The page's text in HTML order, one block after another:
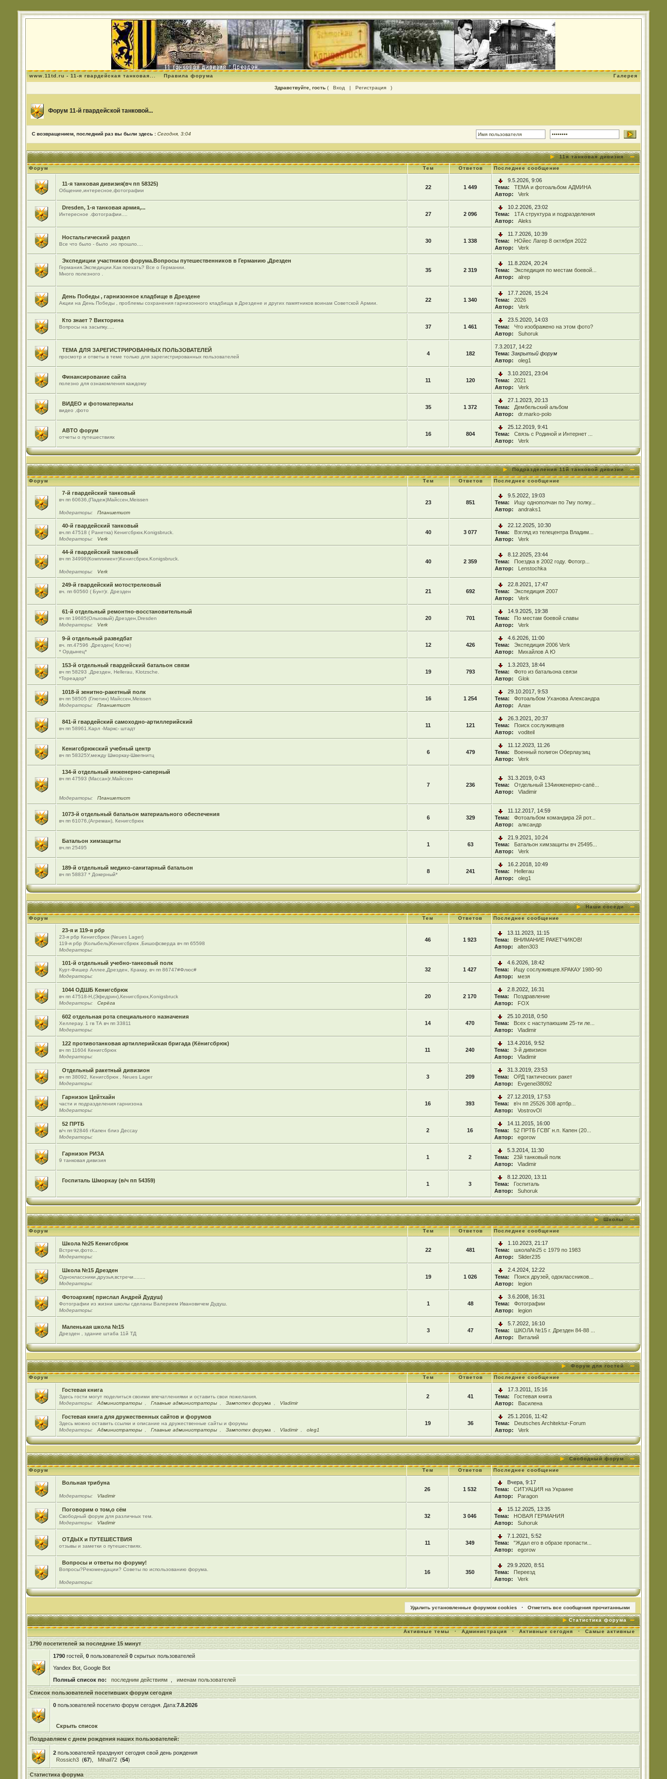
www.11td.ru - 11-я гвардейская танковая... Правила форума Галерея
Здравствуйте, гость ( Вход | Регистрация )
Форум 11-й гвардейской танковой...
С возвращением, последний раз вы были здесь : Сегодня, 3:04
11я танковая дивизия
Форум Тем Ответов Последнее сообщение
11-я танковая дивизия(вч пп 58325)
Общение,интересное,фотографии
22 1 449
9.5.2026, 9:06
Тема:
ТЕМА и фотоальбом АДМИНА
Автор:
Verk
Dresden, 1-я танковая армия,...
Интересное .фотографии.... 27 2 096
10.2.2026, 23:02
Тема:
1ТА структура и подразделения
Автор:
Aleks
Ностальгический раздел
Все что было - было ,но прошло....
30 1 338
11.7.2026, 10:39
Тема:
НОйес Лагер 8 октября 2022
Автор:
Verk
Экспедиции участников форума.Вопросы путешественников в Германию ,Дрезден
Германия.Экспедиции.Как поехать? Все о Германии.
Много полезного .
35 2 319
11.8.2024, 20:24
Тема:
Экспедиция по местам боевой...
Автор:
alrep
День Победы , гарнизонное кладбище в Дрездене
Акции на День Победы , проблемы сохранения гарнизонного кладбища в Дрездене и других памятников воинам Советской Армии.
22 1 340
17.7.2026, 15:24
Тема:
2026
Автор:
Verk
Кто знает ? Викторина
Вопросы на засыпку..... 37 1 461
23.5.2020, 14:03
Тема:
Что изображено на этом фото?
Автор:
Suhoruk
ТЕМА ДЛЯ ЗАРЕГИСТРИРОВАННЫХ ПОЛЬЗОВАТЕЛЕЙ
просмотр и ответы в теме только для зарегистрированных пользователей
4 182
7.3.2017, 14:22
Тема: Закрытый форум
Автор:
oleg1
Финансирование сайта
полезно для ознакомления каждому
11 120
3.10.2021, 23:04
Тема:
2021
Автор:
Verk
ВИДЕО и фотоматериалы
видео ,фото
35 1 372
27.1.2023, 20:13
Тема:
Дембельский альбом
Автор:
dr.marko-polo
АВТО форум
отчеты о путешествиях
16 804
25.12.2019, 9:41
Тема:
Связь с Родиной и Интернет ...
Автор:
Verk
Подразделения 11й танковой дивизии
Форум Тем Ответов Последнее сообщение
7-й гвардейский танковый
вч пп 60636,(Падеж)Майсcен,Meissen
Модераторы: Планшетист
23 851
9.5.2022, 19:03
Тема:
Ищу однополчан по 7му полку...
Автор:
andraks1
40-й гвардейский танковый
вч.пп 47518 ( Ранетка) Кенигсбрюк.Konigsbruck.
Модераторы:
Verk
40 3 077
22.12.2025, 10:30
Тема:
Взгляд из телецентра Владим...
Автор:
Verk
44-й гвардейский танковый
вч пп 34998(Комплимент)Кенигсбрюк.Konigsbruck.
Модераторы: Verk
40 2 359
8.12.2025, 23:44
Тема:
Поездка в 2002 году. Фотогр...
Автор:
Lenstochka
249-й гвардейский мотострелковый
вч. пп 60560 ( Бунт)г. Дрезден 21 692
22.8.2021, 17:47
Тема:
Экспедиция 2007
Автор:
Verk
61-й отдельный ремонтно-восстановительный
вч пп 19685(Ольховый) Дрезден,Dresden
Модераторы:
Verk
20 701
14.9.2025, 19:38
Тема:
По местам боевой славы
Автор:
Verk
9-й отдельный разведбат
вч. пп.47596 .Дрезден( Клоче)
* Ордынец*
12 426
4.6.2026, 11:00
Тема:
Экспедиция 2006 Verk
Автор:
Михайлов А Ю
153-й отдельный гвардейский батальон связи
вч пп 58293 ,Дрезден, Hellerau, Klotzsche.
*Тореадор*
19 793
1.3.2023, 18:44
Тема:
Фото из батальона связи
Автор:
Glok
1018-й зенитно-ракетный полк
вч пп 58505 (Глютин) Майсcен,Meissen
Модераторы:
Планшетист
16 1 254
29.10.2017, 9:53
Тема:
Фотоальбом Уханова Александра
Автор:
Алан
841-й гвардейский самоходно-артиллерийский
вч пп 58961.Карл -Маркс- штадт
11 121
26.3.2021, 20:37
Тема:
Поиск сослуживцев
Автор:
voditeil
Кенигсбрюкский учебный центр
вч пп 58325У,между Шморкау-Швепнитц
6 479
11.12.2023, 11:26
Тема:
Военный полигон Оберлаузиц
Автор:
Verk
134-й отдельный инженерно-саперный
вч пп 47593 (Массан)г.Майссен
Модераторы: Планшетист
7 236
31.3.2019, 0:43
Тема:
Отдельный 134инженерно-сапё...
Автор:
Vladimir
1073-й отдельный батальон материального обеспечения
вч пп 61076,(Агреман), Кенигсбрюк
6 329
11.12.2017, 14:59
Тема:
Фотоальбом командира 2й рот...
Автор:
алксандр
Батальон химзащиты
вч.пп 25495
1 63
21.9.2021, 10:24
Тема:
Батальон химзащиты вч 25495...
Автор:
Verk
189-й отдельный медико-санитарный батальон
вч пп 58837 * Докерный*
8 241
16.2.2018, 10:49
Тема:
Hellerau
Автор:
oleg1
Наши соседи
Форум Тем Ответов Последнее сообщение
23-я и 119-я рбр
23-я рбр Кенигсбрюк (Neues Lager)
119-я рбр (Колыбель)Кенигсбрюк ,Бишофсверда вч пп 65598
Модераторы:
46 1 923
13.11.2023, 11:15
Тема:
ВНИМАНИЕ РАКЕТЧИКОВ!
Автор:
alten303
101-й отдельный учебно-танковый полк
Курт-Фишер Аллее,Дрезден, Кракау, вч пп 86747#Флюс#
Модераторы:
32 1 427
4.6.2026, 18:42
Тема:
Ищу сослуживцев.КРАКАУ 1980-90
Автор:
мезя
1044 ОДШБ Кенигсбрюк
вч пп 47518-Н,(Эфедрин),Кенигсбрюк,Konigsbruck
Модераторы:
Серёга
20 2 170
2.8.2022, 16:31
Тема:
Поздравление
Автор:
FOX
602 отдельная рота специального назначения
Хеллерау. 1 гв ТА вч пп 33811
Модераторы:
14 470
25.10.2018, 0:50
Тема:
Всех с наступаюшим 25-ти ле...
Автор:
Vladimir
122 противотанковая артиллерийская бригада (Кёнигсбрюк)
вч пп 11604 Кенигсбрюк
Модераторы:
11 240
13.4.2016, 9:52
Тема:
3-й дивизион
Автор:
Vladimir
Отдельный ракетный дивизион
вч пп 38092, Кенигсбрюк , Neues Lager
Модераторы:
3 209
31.3.2019, 23:53
Тема:
ОРД тактических ракет
Автор:
Evgenei38092
Гарнизон Цейтхайн
части и подразделения гарнизона
Модераторы:
16 393
27.12.2019, 17:53
Тема:
в\ч пп 25526 308 артбр...
Автор:
VostrovOl
52 ПРТБ
в/ч пп 92846 гКапен близ Дессау
Модераторы:
2 16
14.11.2015, 16:00
Тема:
52 ПРТБ ГСВГ н.п. Капен (20...
Автор:
egorow
Гарнизон РИЗА
9 танковая дивизия
1 2
5.3.2014, 11:30
Тема:
23й танковый полк
Автор:
Vladimir
Госпиталь Шморкау (в/ч пп 54359)
1 3
8.12.2020, 13:11
Тема:
Госпиталь
Автор:
Suhoruk
Школы
Форум Тем Ответов Последнее сообщение
Школа №25 Кенигсбрюк
Встречи,фото...
Модераторы:
22 481
1.10.2023, 21:17
Тема:
школа№25 с 1979 по 1983
Автор:
Slider235
Школа №15 Дрезден
Одноклассники,друзья,встречи........
Модераторы:
19 1 026
2.4.2024, 12:22
Тема:
Поиск друзей, одоклассников...
Автор:
legion
Фотоархив( прислал Андрей Дудуш)
Фотографии из жизни школы сделаны Валерием Ивановичем Дудуш.
Модераторы:
1 48
3.6.2008, 16:31
Тема:
Фотографии
Автор:
legion
Маленькая школа №15
Дрезден , здание штаба 11й ТД
3 47
5.7.2022, 16:10
Тема:
ШКОЛА №15 г. Дрезден 84-88 ...
Автор:
Виталий
Форум для гостей
Форум Тем Ответов Последнее сообщение
Гостевая книга
Здесь гости могут поделиться своими впечатлениями и оставить свои пожелания.
Модераторы:
Администраторы Главные администраторы Зампотех форума Vladimir
2 41
17.3.2011, 15:16
Тема:
Гостевая книга
Автор:
Василена
Гостевая книга для дружественных сайтов и форумов
Здесь можно оставить ссылки и описание на дружественные сайты и форумы
Модераторы:
Администраторы Главные администраторы Зампотех форума Vladimir oleg1
19 36
25.1.2016, 11:42
Тема:
Deutsches Architektur-Forum
Автор:
Verk
Свободный форум
Форум Тем Ответов Последнее сообщение
Вольная трибуна
Модераторы: Vladimir
26 1 532
Вчера, 9:17
Тема:
СИТУАЦИЯ на Украине
Автор:
Paragon
Поговорим о том,о сём
Свободный форум для различных тем.
Модераторы:
Vladimir
32 3 046
15.12.2025, 13:35
Тема:
НОВАЯ ГЕРМАНИЯ
Автор:
Suhoruk
ОТДЫХ и ПУТЕШЕСТВИЯ
отзывы и заметки о путешествиях.
11 349
7.1.2021, 5:52
Тема:
"Ждал его в образе пропасти...
Автор:
egorow
Вопросы и ответы по форуму!
Вопросы?Рекомендации? Советы по использованию форума.
Модераторы:
16 350
29.9.2020, 8:51
Тема:
Переезд
Автор:
Verk
Удалить установленные форумом cookies · Отметить все сообщения прочитанными
Статистика форума
Активные темы · Администрация · Активные сегодня · Самые активные
1790 посетителей за последние 15 минут
1790гостей, 0пользователей 0скрытых пользователей
Yandex Bot, Google Bot
Полный список по:
последним действиям именам пользователей
Список пользователей посетивших форум сегодня
0пользователей посетило форум сегодня. Дата:7.8.2026
Скрыть список
Поздравляем с днем рождения наших пользователей:
2пользователей празднуют сегодня свой день рождения
Rossich3 (67), Mihail72 (54)
Статистика форума